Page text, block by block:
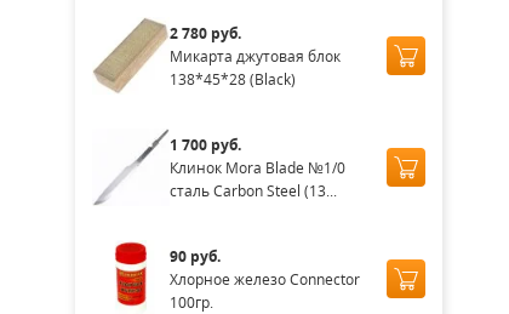
2 780 руб.
Микарта джутовая блок
138*45*28 (Black)
1 700 руб.
Клинок Mora Blade №1/0
сталь Carbon Steel (13...
90 руб.
Хлорное железо Connector
100гр.